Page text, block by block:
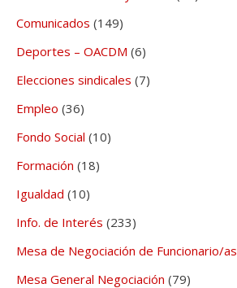
Comunicados (149)
Deportes – OACDM (6)
Elecciones sindicales (7)
Empleo (36)
Fondo Social (10)
Formación (18)
Igualdad (10)
Info. de Interés (233)
Mesa de Negociación de Funcionario/as
Mesa General Negociación (79)